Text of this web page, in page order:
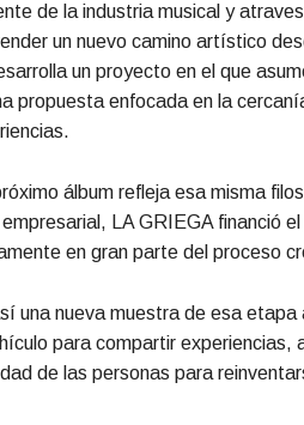
de la industria musical y
un nuevo camino artístico
un proyecto en el que
propuesta enfocada en la
álbum refleja esa misma
LA GRIEGA financió
en gran parte del proceso
una nueva muestra de esa
para compartir experiencias,
de las personas para